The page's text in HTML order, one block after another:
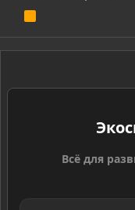
S
Всё для